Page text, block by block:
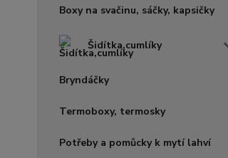
Boxy na svačinu, sáčky, kapsičky
Šidítka,cumlíky
Bryndáčky
Termoboxy, termosky
Potřeby a pomůcky k mytí lahví